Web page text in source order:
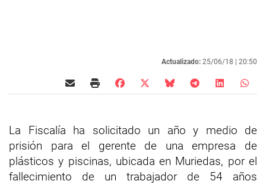
Actualizado: 25/06/18 | 20:50
La Fiscalía ha solicitado un año y medio de
prisión para el gerente de una empresa de
plásticos y piscinas, ubicada en Muriedas, por el
fallecimiento de un trabajador de 54 años